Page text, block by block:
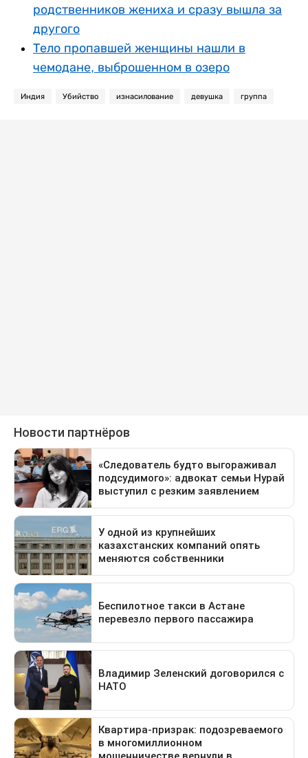
родственников жениха и сразу вышла за
другого
Тело пропавшей женщины нашли в
чемодане, выброшенном в озеро
Индия Убийство изнасилование девушка группа